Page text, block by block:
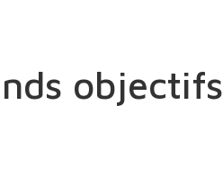
objectifs